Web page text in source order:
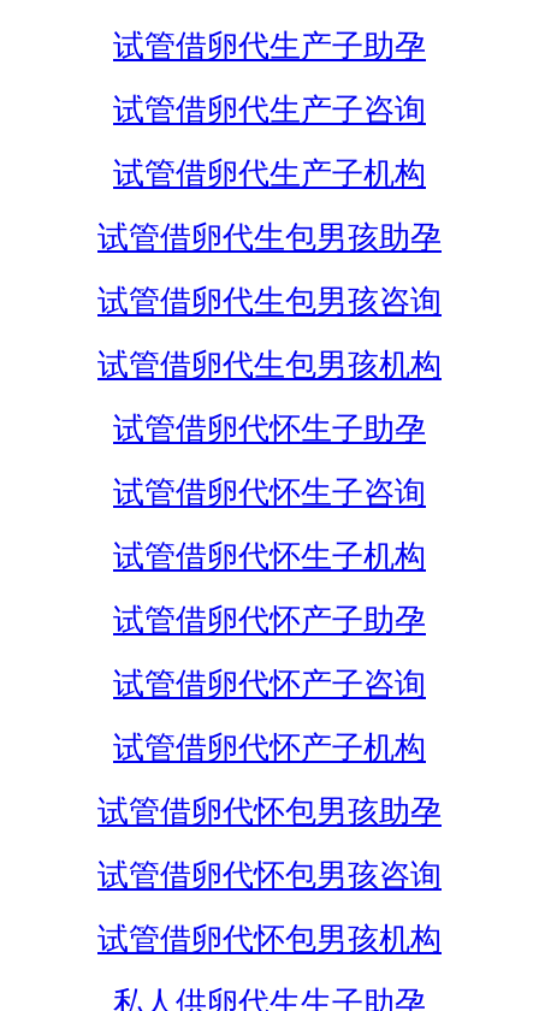
试管借卵代生产子助孕
试管借卵代生产子咨询
试管借卵代生产子机构
试管借卵代生包男孩助孕
试管借卵代生包男孩咨询
试管借卵代生包男孩机构
试管借卵代怀生子助孕
试管借卵代怀生子咨询
试管借卵代怀生子机构
试管借卵代怀产子助孕
试管借卵代怀产子咨询
试管借卵代怀产子机构
试管借卵代怀包男孩助孕
试管借卵代怀包男孩咨询
试管借卵代怀包男孩机构
私人供卵代生生子助孕